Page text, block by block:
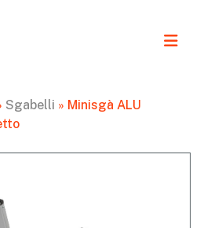
Sgabelli » Minisgà ALU